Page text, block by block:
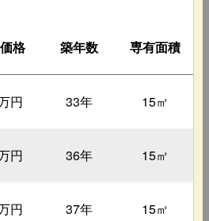
格 築年数 専有面積
円 33年 15㎡
円 36年 15㎡
円 37年 15㎡